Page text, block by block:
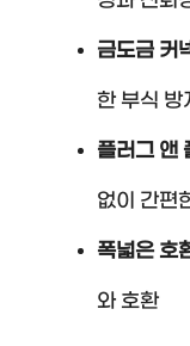
금도금 커
한 부식 방
플러그 앤
없이 간편
폭넓은 호
와 호환